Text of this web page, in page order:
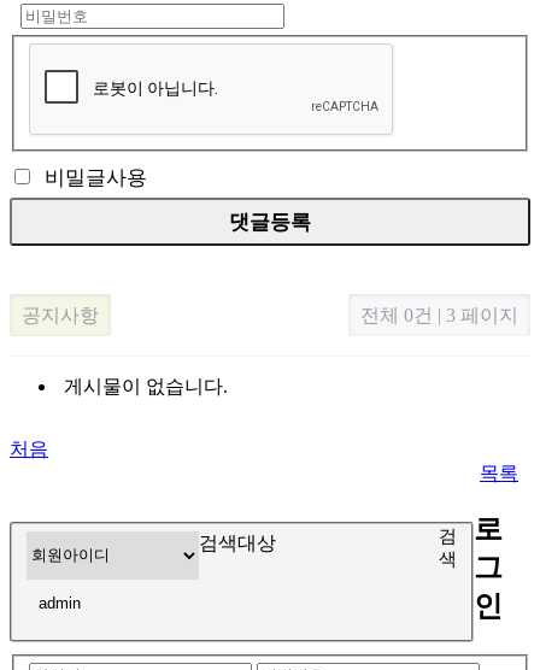
비밀글사용
공지사항 전체 0건 | 3 페이지
게시물이 없습니다.
목록
검색대상
검
색
처음
로
그
인